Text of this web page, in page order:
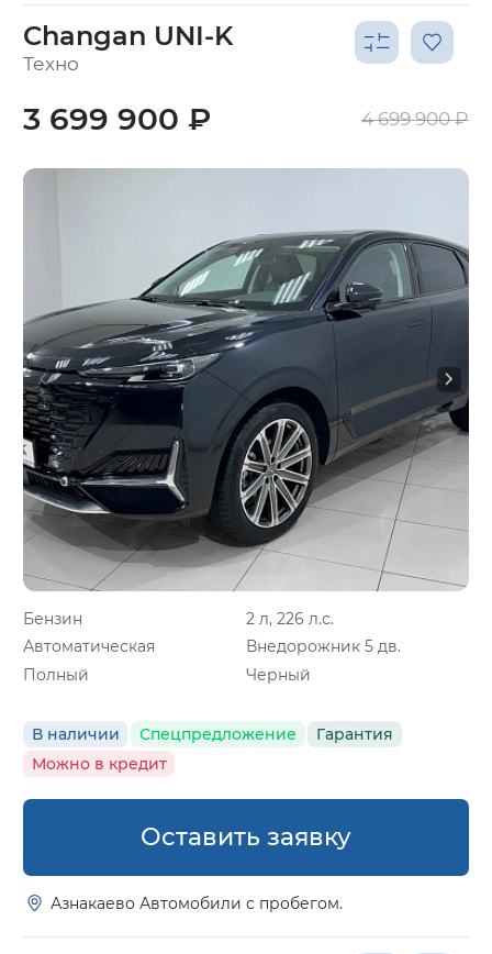
Changan UNI-K
Техно
Бензин
2 л, 226 л.с.
Автоматическая
Внедорожник 5 дв.
Полный
Черный
В наличии Спецпредложение
Гарантия
Можно в кредит
3 699 900 ₽ 4 699 900 ₽
Оставить заявку
Азнакаево Автомобили с пробегом.